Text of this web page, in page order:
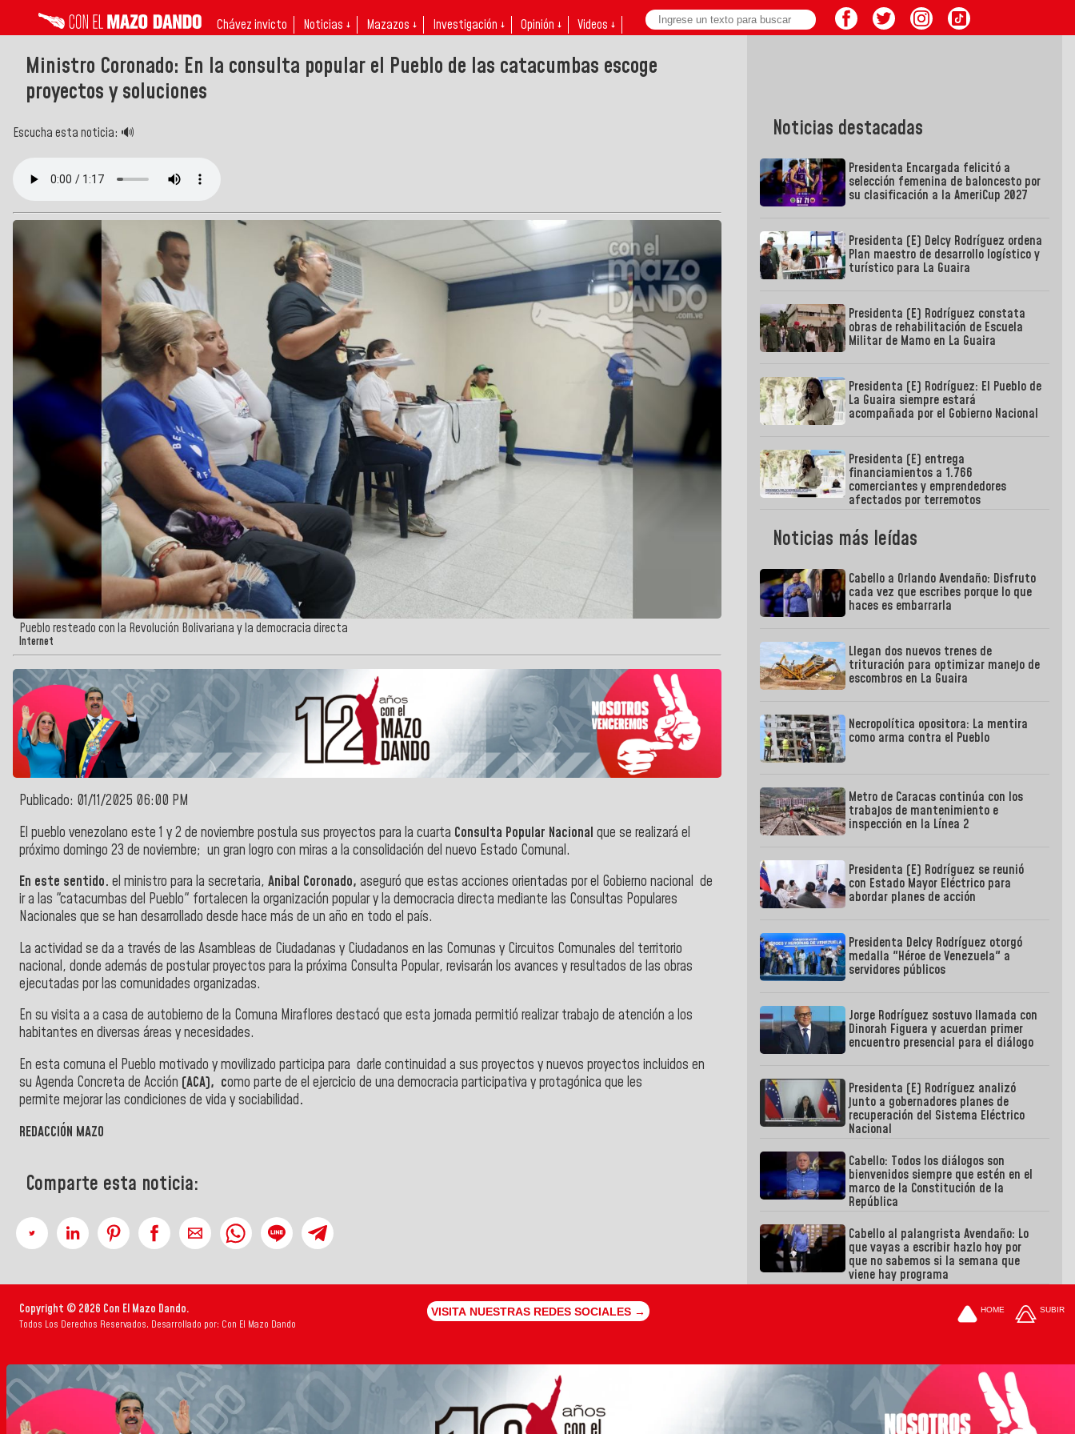
Chávez invicto Noticias ↓ Mazazos ↓ Investigación ↓ Opinión ↓ Videos ↓
Ministro Coronado: En la consulta popular el Pueblo de las catacumbas escoge
proyectos y soluciones
Escucha esta noticia: 🔊
Pueblo resteado con la Revolución Bolivariana y la democracia directa
Internet
Publicado: 01/11/2025 06:00 PM
El pueblo venezolano este 1 y 2 de noviembre postula sus proyectos para la cuarta Consulta Popular Nacional que se realizará el
próximo domingo 23 de noviembre; un gran logro con miras a la consolidación del nuevo Estado Comunal.
En este sentido. el ministro para la secretaria, Anibal Coronado, aseguró que estas acciones orientadas por el Gobierno nacional de
ir a las "catacumbas del Pueblo" fortalecen la organización popular y la democracia directa mediante las Consultas Populares
Nacionales que se han desarrollado desde hace más de un año en todo el país.
La actividad se da a través de las Asambleas de Ciudadanas y Ciudadanos en las Comunas y Circuitos Comunales del territorio
nacional, donde además de postular proyectos para la próxima Consulta Popular, revisarán los avances y resultados de las obras
ejecutadas por las comunidades organizadas.
En su visita a a casa de autobierno de la Comuna Miraflores destacó que esta jornada permitió realizar trabajo de atención a los
habitantes en diversas áreas y necesidades.
En esta comuna el Pueblo motivado y movilizado participa para darle continuidad a sus proyectos y nuevos proyectos incluidos en
su Agenda Concreta de Acción (ACA), como parte de el ejercicio de una democracia participativa y protagónica que les
permite mejorar las condiciones de vida y sociabilidad.
REDACCIÓN MAZO
Comparte esta noticia:
Noticias destacadas
Presidenta Encargada felicitó a
selección femenina de baloncesto por
su clasificación a la AmeriCup 2027
Presidenta (E) Delcy Rodríguez ordena
Plan maestro de desarrollo logístico y
turístico para La Guaira
Presidenta (E) Rodríguez constata
obras de rehabilitación de Escuela
Militar de Mamo en La Guaira
Presidenta (E) Rodríguez: El Pueblo de
La Guaira siempre estará
acompañada por el Gobierno Nacional
Presidenta (E) entrega
financiamientos a 1.766
comerciantes y emprendedores
afectados por terremotos
Noticias más leídas
Cabello a Orlando Avendaño: Disfruto
cada vez que escribes porque lo que
haces es embarrarla
Llegan dos nuevos trenes de
trituración para optimizar manejo de
escombros en La Guaira
Necropolítica opositora: La mentira
como arma contra el Pueblo
Metro de Caracas continúa con los
trabajos de mantenimiento e
inspección en la Línea 2
Presidenta (E) Rodríguez se reunió
con Estado Mayor Eléctrico para
abordar planes de acción
Presidenta Delcy Rodríguez otorgó
medalla "Héroe de Venezuela" a
servidores públicos
Jorge Rodríguez sostuvo llamada con
Dinorah Figuera y acuerdan primer
encuentro presencial para el diálogo
Presidenta (E) Rodríguez analizó
junto a gobernadores planes de
recuperación del Sistema Eléctrico
Nacional
Cabello: Todos los diálogos son
bienvenidos siempre que estén en el
marco de la Constitución de la
República
Cabello al palangrista Avendaño: Lo
que vayas a escribir hazlo hoy por
que no sabemos si la semana que
viene hay programa
Copyright © 2026 Con El Mazo Dando.
Todos Los Derechos Reservados. Desarrollado por: Con El Mazo Dando
VISITA NUESTRAS REDES SOCIALES → HOME SUBIR